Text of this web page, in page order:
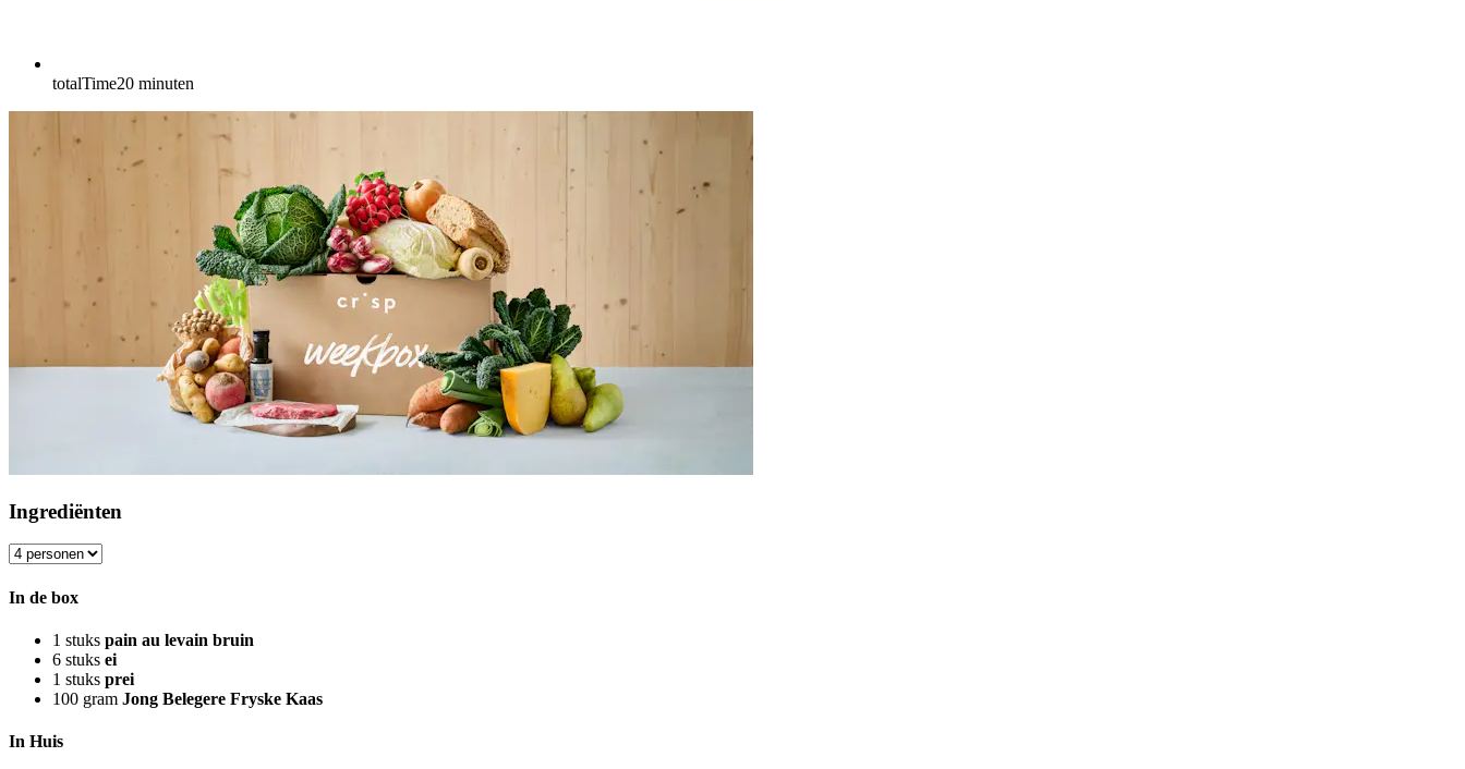
totalTime20 minuten
Ingrediënten
In de box
1 stuks pain au levain bruin
6 stuks ei
1 stuks prei
100 gram Jong Belegere Fryske Kaas
In Huis